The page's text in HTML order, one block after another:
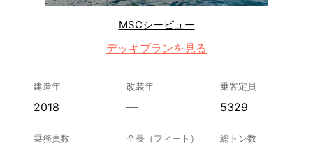
MSCシービュー
デッキプランを見る
建造年
2018
改装年
—
乗客定員
5329
乗務員数 全長（フィート） 総トン数